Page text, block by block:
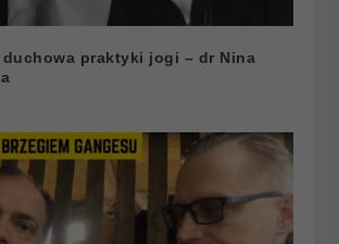
duchowa praktyki jogi – dr Nina